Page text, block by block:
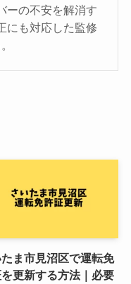
ーの不安を解消す
にも対応した監修
たま市見沼区で運転免
更新する方法｜必要